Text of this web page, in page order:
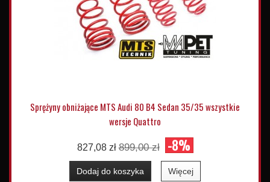
Sprężyny obniżające MTS Audi 80 B4 Sedan 35/35 wszystkie
wersje Quattro
827,08 zł 899,00 zł -8%
Dodaj do koszyka Więcej